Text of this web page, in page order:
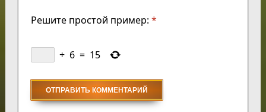
Решите простой пример: *
+ 6 = 15